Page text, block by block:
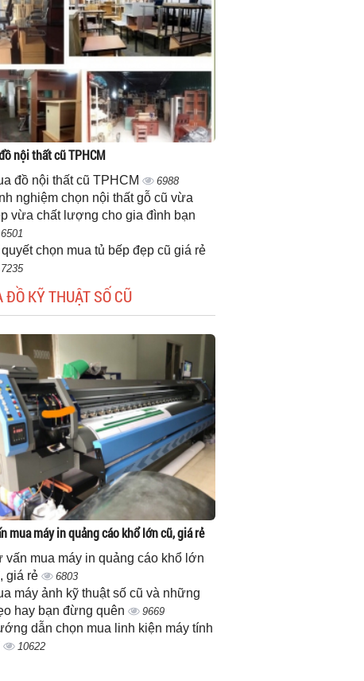
nội thất cũ TPHCM
đồ nội thất cũ TPHCM 6988
nghiệm chọn nội thất gỗ cũ vừa
vừa chất lượng cho gia đình bạn
6501
quyết chọn mua tủ bếp đẹp cũ giá rẻ
7235
ĐỒ KỸ THUẬT SỐ CŨ
mua máy in quảng cáo khổ lớn cũ, giá rẻ
vấn mua máy in quảng cáo khổ lớn
giá rẻ
6803
máy ảnh kỹ thuật số cũ và những
hay bạn đừng quên
9669
dẫn chọn mua linh kiện máy tính
10622